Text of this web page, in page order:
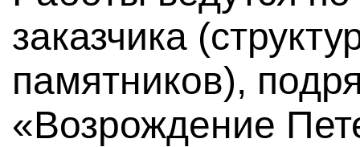
заказчика
памятников),
«Возрождение